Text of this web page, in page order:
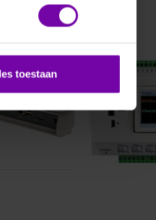
toestaan
Fieldlogger
universele
datalogger